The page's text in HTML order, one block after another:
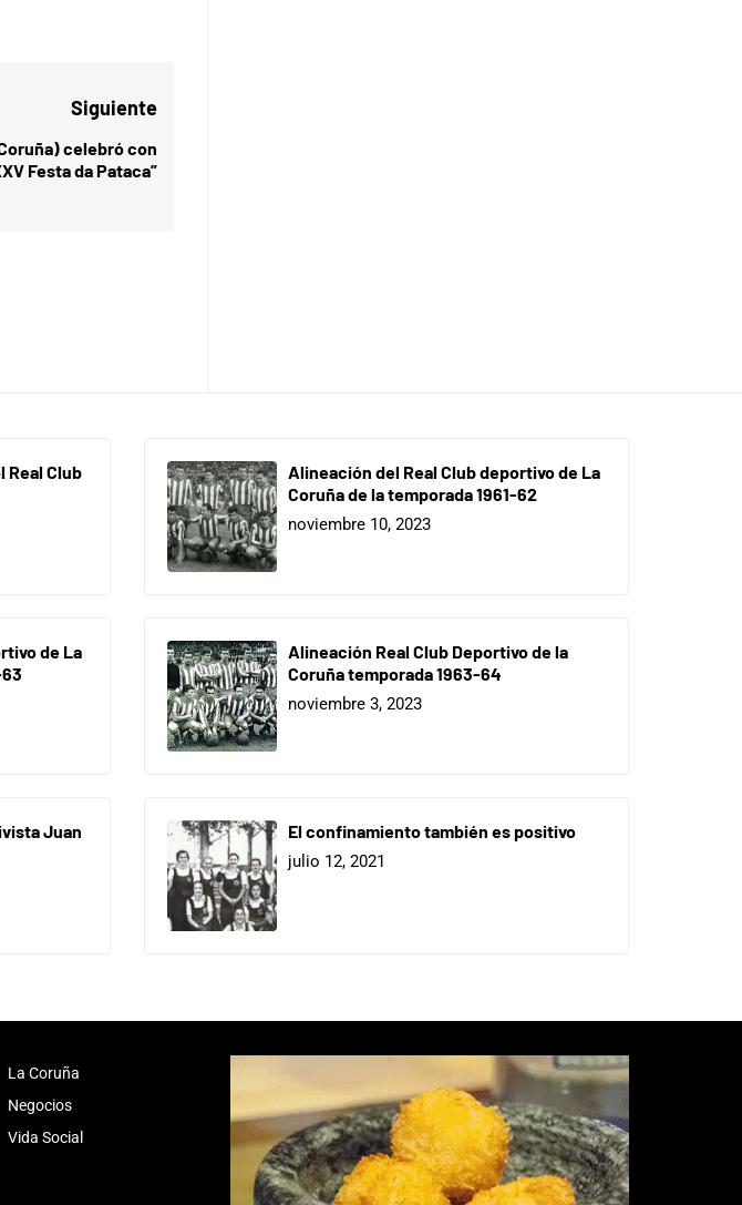
Siguiente
Entrada
celebró con
Festa da Pataca”
Real Club
Alineación del Real Club deportivo de La
Coruña de la temporada 1961-62
noviembre 10, 2023
de La
Alineación Real Club Deportivo de la
Coruña temporada 1963-64
noviembre 3, 2023
Juan
El confinamiento también es positivo
julio 12, 2021
La Coruña
Negocios
Vida Social